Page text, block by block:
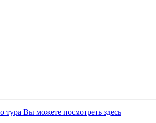
тура Вы можете посмотреть здесь